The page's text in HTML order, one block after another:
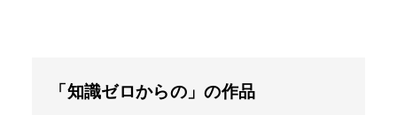
「知識ゼロからの」の作品